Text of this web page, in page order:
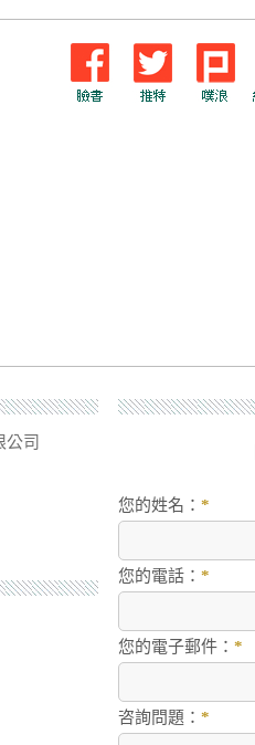
司
您的姓名：*
您的電話：*
您的電子郵件：*
咨詢問題：*